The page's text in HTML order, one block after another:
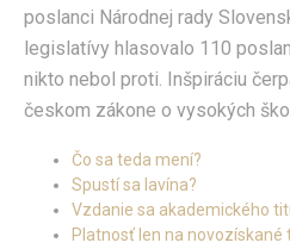
poslanci Národnej rady
legislatívy hlasovalo 110
nikto nebol proti. Inšpiráciu
českom zákone o vysokých
Čo sa teda mení?
Spustí sa lavína?
Vzdanie sa akademického
Platnosť len na novozískané